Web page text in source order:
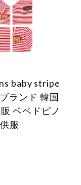
baby stripe
ランド 韓国
ベベドピノ
服